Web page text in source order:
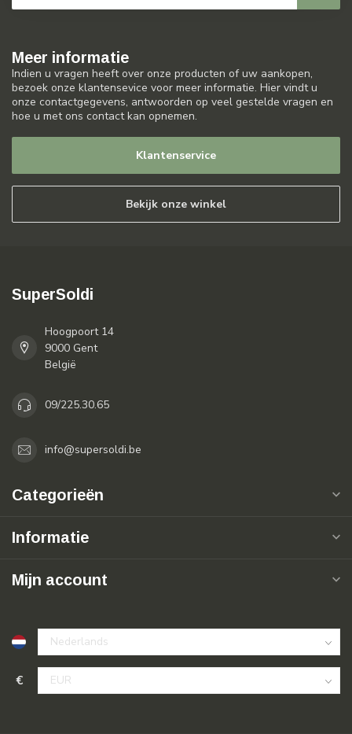
Meer informatie
Indien u vragen heeft over onze producten of uw aankopen,
bezoek onze klantensevice voor meer informatie. Hier vindt u
onze contactgegevens, antwoorden op veel gestelde vragen en
hoe u met ons contact kan opnemen.
Klantenservice
Bekijk onze winkel
SuperSoldi
Hoogpoort 14
9000 Gent
België
09/225.30.65
info@supersoldi.be
Categorieën
Informatie
Mijn account
€